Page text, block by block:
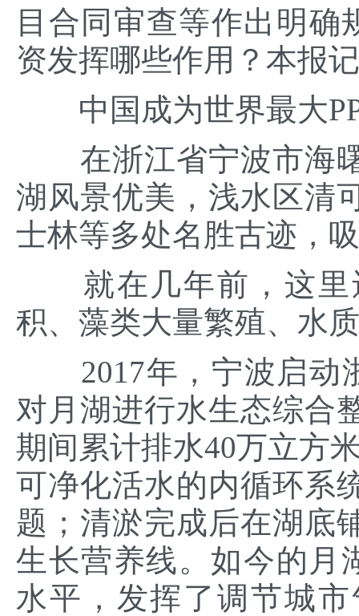
目合同审查等作出明确
资发挥哪些作用？本报
中国成为世界最大
在浙江省宁波市海曙
湖风景优美，浅水区清
士林等多处名胜古迹，
就在几年前，这里
积、藻类大量繁殖、水
2017年，宁波启动
对月湖进行水生态综合
期间累计排水40万立方
可净化活水的内循环系
题；清淤完成后在湖底
生长营养线。如今的月
水平，发挥了调节城